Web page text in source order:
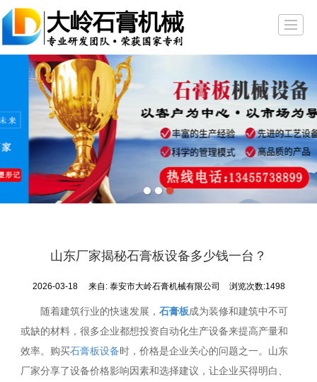
首页 走进大岭 产品展示 天花板样品视频展示
山东厂家揭秘石膏板设备多少钱一台？
2026-03-18 来自: 泰安市大岭石膏机械有限公司 浏览次数:1498
随着建筑行业的快速发展，石膏板成为装修和建筑中不可
或缺的材料，很多企业都想投资自动化生产设备来提高产量和
效率。购买石膏板设备时，价格是企业关心的问题之一。山东
厂家分享了设备价格影响因素和选择建议，让企业买得明白、